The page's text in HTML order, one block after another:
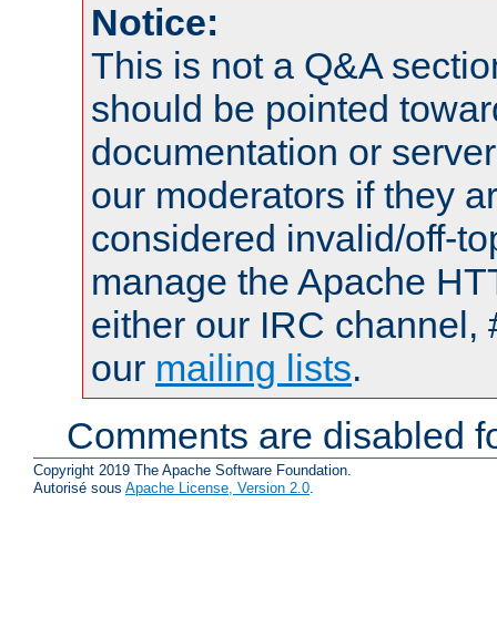
Notice:
This is not a Q&A
should be pointed
documentation or
our moderators if they
considered invalid/off-
manage the Apache
either our IRC channel,
our mailing lists.
Comments are disabled
Copyright 2019 The Apache Software Foundation.
Autorisé sous Apache License, Version 2.0